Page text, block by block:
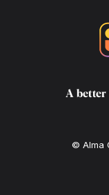
A
© Alma